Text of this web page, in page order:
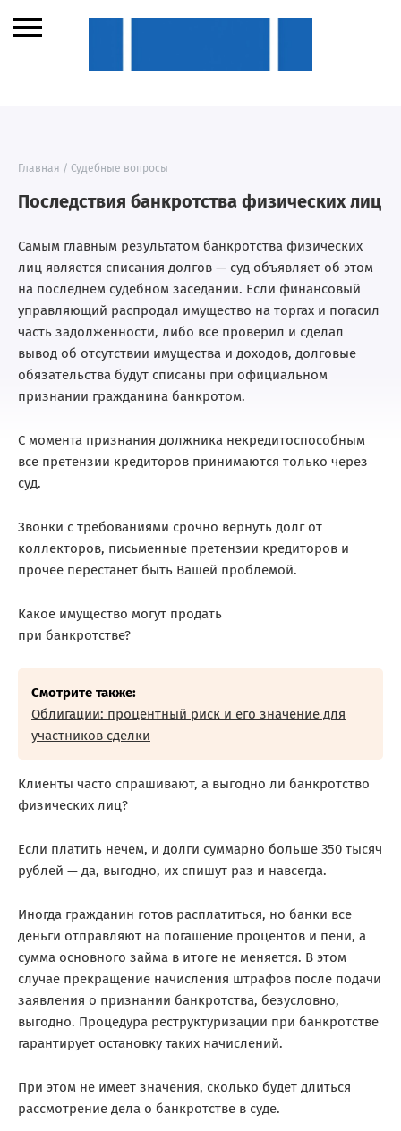
Главная / Судебные вопросы
Последствия банкротства физических лиц
Самым главным результатом банкротства физических
лиц является списания долгов — суд объявляет об этом
на последнем судебном заседании. Если финансовый
управляющий распродал имущество на торгах и погасил
часть задолженности, либо все проверил и сделал
вывод об отсутствии имущества и доходов, долговые
обязательства будут списаны при официальном
признании гражданина банкротом.
С момента признания должника некредитоспособным
все претензии кредиторов принимаются только через
суд.
Звонки с требованиями срочно вернуть долг от
коллекторов, письменные претензии кредиторов и
прочее перестанет быть Вашей проблемой.
Какое имущество могут продать
при банкротстве?
Смотрите также:
Облигации: процентный риск и его значение для
участников сделки
Клиенты часто спрашивают, а выгодно ли банкротство
физических лиц?
Если платить нечем, и долги суммарно больше 350 тысяч
рублей — да, выгодно, их спишут раз и навсегда.
Иногда гражданин готов расплатиться, но банки все
деньги отправляют на погашение процентов и пени, а
сумма основного займа в итоге не меняется. В этом
случае прекращение начисления штрафов после подачи
заявления о признании банкротства, безусловно,
выгодно. Процедура реструктуризации при банкротстве
гарантирует остановку таких начислений.
При этом не имеет значения, сколько будет длиться
рассмотрение дела о банкротстве в суде.